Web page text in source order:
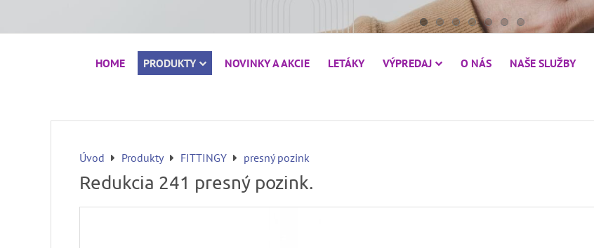
HOME PRODUKTY NOVINKY A AKCIE LETÁKY VÝPREDAJ O NÁS NAŠE SLUŽBY
Úvod Produkty FITTINGY presný pozink
Redukcia 241 presný pozink.